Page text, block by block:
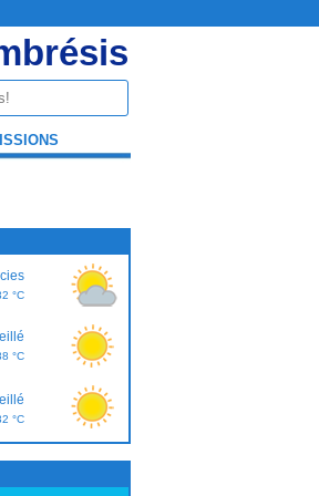
°C
°C
°C